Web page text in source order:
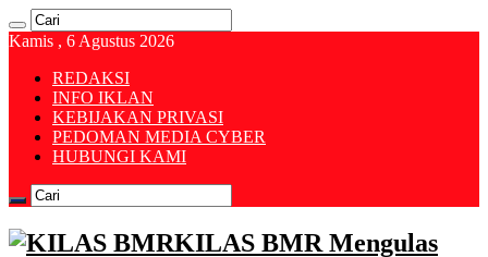
Kamis , 6 Agustus 2026
REDAKSI
INFO IKLAN
KEBIJAKAN PRIVASI
PEDOMAN MEDIA CYBER
HUBUNGI KAMI
KILAS BMR Mengulas